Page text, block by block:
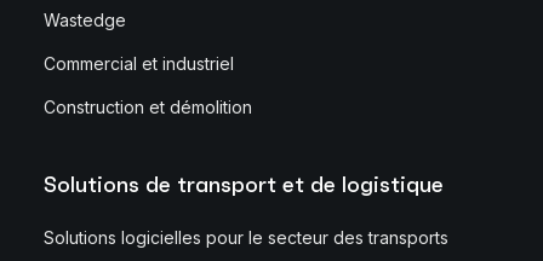
Wastedge
Commercial et industriel
Construction et démolition
Solutions de transport et de logistique
Solutions logicielles pour le secteur des transports